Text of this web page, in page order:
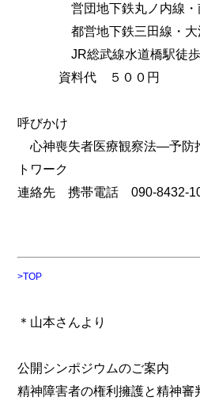
営団地下鉄丸ノ内線・南
都営地下鉄三田線・大江
JR総武線水道橋駅徒歩
資料代 ５００円
呼びかけ
心神喪失者医療観察法―予防
トワーク
連絡先 携帯電話 090-8432-
>TOP
＊山本さんより
公開シンポジウムのご案内
精神障害者の権利擁護と精神審